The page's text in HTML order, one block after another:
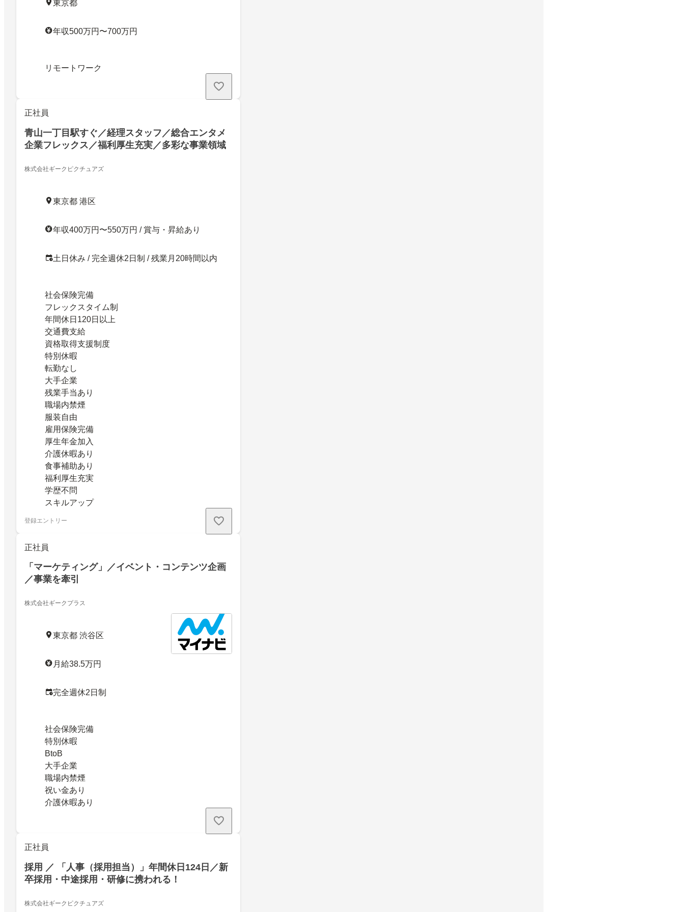
東京都
年収500万円〜700万円
リモートワーク
正社員
青山一丁目駅すぐ／経理スタッフ／総合エンタメ
企業フレックス／福利厚生充実／多彩な事業領域
株式会社ギークピクチュアズ
東京都 港区
年収400万円〜550万円 / 賞与・昇給あり
土日休み / 完全週休2日制 / 残業月20時間以内
社会保険完備
フレックスタイム制
年間休日120日以上
交通費支給
資格取得支援制度
特別休暇
転勤なし
大手企業
残業手当あり
職場内禁煙
服装自由
雇用保険完備
厚生年金加入
介護休暇あり
食事補助あり
福利厚生充実
学歴不問
スキルアップ
登録エントリー
正社員
「マーケティング」／イベント・コンテンツ企画
／事業を牽引
株式会社ギークプラス
東京都 渋谷区
月給38.5万円
完全週休2日制
社会保険完備
特別休暇
BtoB
大手企業
職場内禁煙
祝い金あり
介護休暇あり
正社員
採用 ／ 「人事（採用担当）」年間休日124日／新
卒採用・中途採用・研修に携われる！
株式会社ギークピクチュアズ